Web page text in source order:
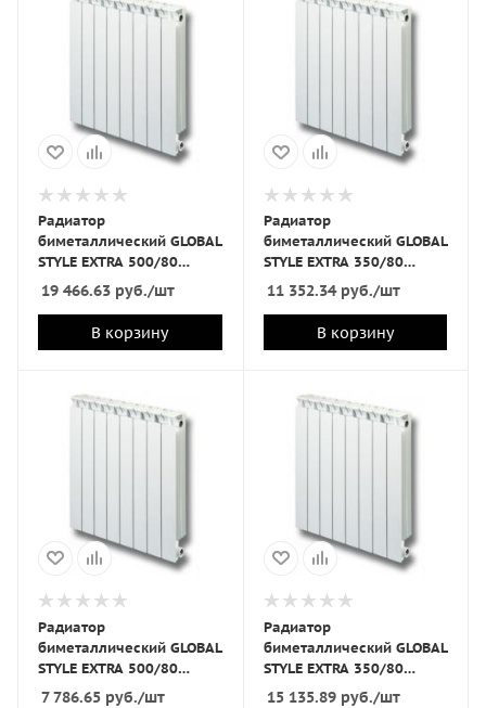
Радиатор
биметаллический GLOBAL
STYLE EXTRA 500/80
10секц
19 466.63 руб./шт
В корзину
Радиатор
биметаллический GLOBAL
STYLE EXTRA 350/80
6секц
11 352.34руб./шт
В корзину
Радиатор
биметаллический GLOBAL
STYLE EXTRA 500/80
4секц
7 786.65 руб./шт
Радиатор
биметаллический GLOBAL
STYLE EXTRA 350/80
8секц
15 135.89руб./шт